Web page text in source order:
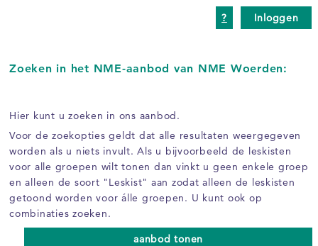
? Inloggen
Zoeken in het NME-aanbod van NME Woerden:
Hier kunt u zoeken in ons aanbod.
Voor de zoekopties geldt dat alle resultaten weergegeven
worden als u niets invult. Als u bijvoorbeeld de leskisten
voor alle groepen wilt tonen dan vinkt u geen enkele groep
en alleen de soort "Leskist" aan zodat alleen de leskisten
getoond worden voor álle groepen. U kunt ook op
combinaties zoeken.
aanbod tonen